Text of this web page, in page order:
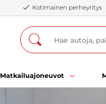
Kotimainen perheyritys
Matkailuajoneuvot